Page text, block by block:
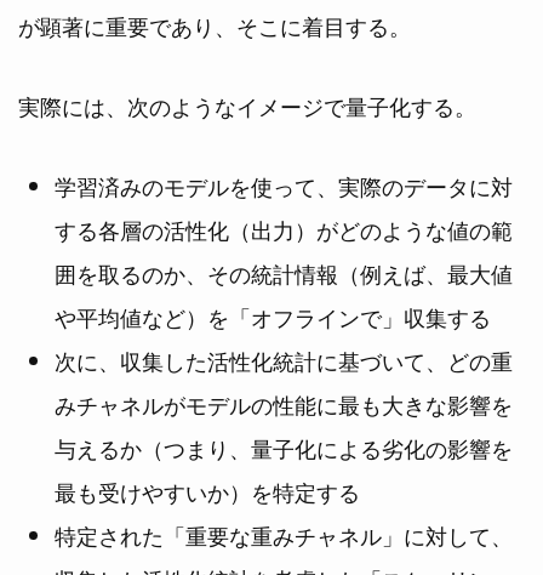
が顕著に重要であり、そこに着目する。
実際には、次のようなイメージで量子化する。
学習済みのモデルを使って、実際のデータに対
する各層の活性化（出力）がどのような値の範
囲を取るのか、その統計情報（例えば、最大値
や平均値など）を「オフラインで」収集する
次に、収集した活性化統計に基づいて、どの重
みチャネルがモデルの性能に最も大きな影響を
与えるか（つまり、量子化による劣化の影響を
最も受けやすいか）を特定する
特定された「重要な重みチャネル」に対して、